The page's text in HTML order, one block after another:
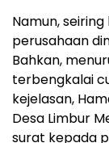
Namun,
perusahaan
Bahkan,
terbengkalai
kejelasan,
Desa Limbur
surat kepada